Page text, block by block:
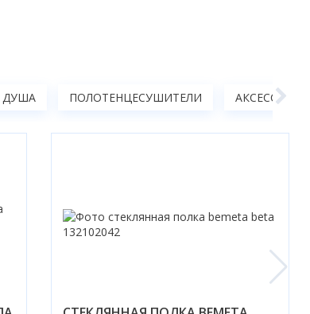
ДУША ПОЛОТЕНЦЕСУШИТЕЛИ